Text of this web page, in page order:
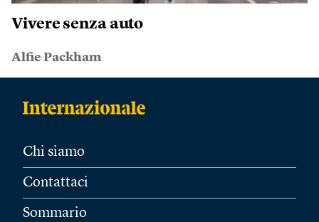
Vivere senza auto
Alfie Packham
Chi siamo
Contattaci
Sommario